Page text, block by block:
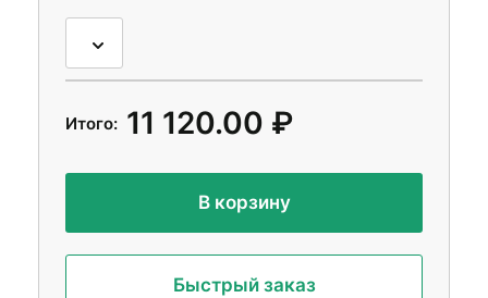
Итого: 11 120.00 ₽
В корзину
Быстрый заказ